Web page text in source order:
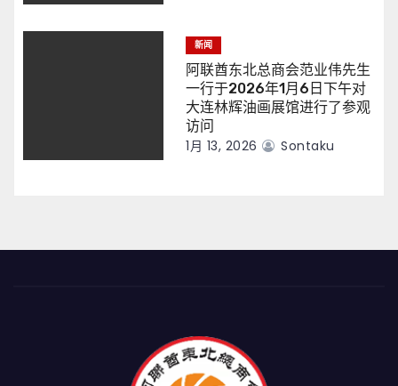
新闻
阿联酋东北总商会范业伟先生
一行于2026年1月6日下午对
大连林辉油画展馆进行了参观
访问
1月 13, 2026 Sontaku